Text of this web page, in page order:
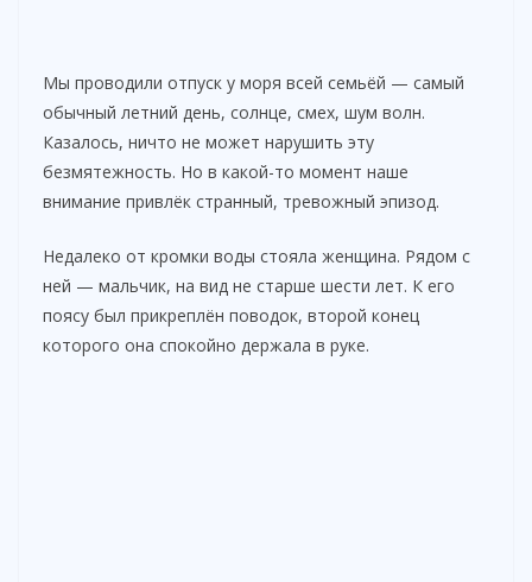
Мы проводили отпуск у моря всей семьёй — самый
обычный летний день, солнце, смех, шум волн.
Казалось, ничто не может нарушить эту
безмятежность. Но в какой-то момент наше
внимание привлёк странный, тревожный эпизод.
Недалеко от кромки воды стояла женщина. Рядом с
ней — мальчик, на вид не старше шести лет. К его
поясу был прикреплён поводок, второй конец
которого она спокойно держала в руке.